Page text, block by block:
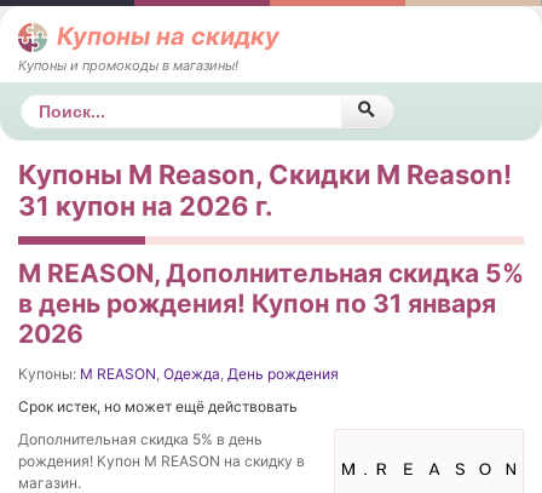
Купоны на скидку
Купоны и промокоды в магазины!
Поиск
Купоны M Reason, Скидки M Reason!
31 купон на 2026 г.
M REASON, Дополнительная скидка 5%
в день рождения! Купон по 31 января
2026
Купоны: M REASON, Одежда, День рождения
Срок истек, но может ещё действовать
Дополнительная скидка 5% в день
рождения! Купон M REASON на скидку в
магазин.